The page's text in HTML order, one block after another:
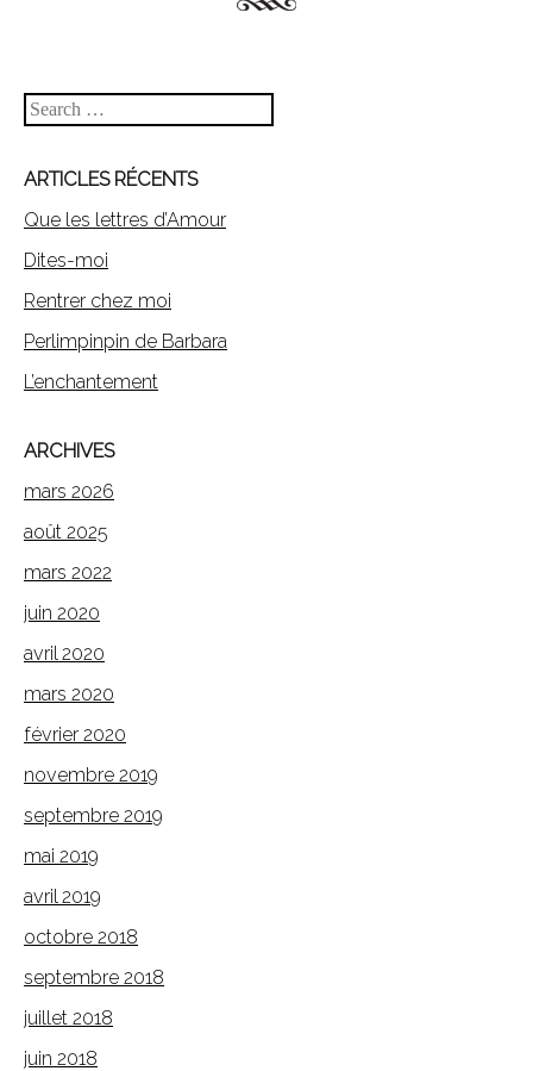
Search
ARTICLES RÉCENTS
Que les lettres d’Amour
Dites-moi
Rentrer chez moi
Perlimpinpin de Barbara
L’enchantement
ARCHIVES
mars 2026
août 2025
mars 2022
juin 2020
avril 2020
mars 2020
février 2020
novembre 2019
septembre 2019
mai 2019
avril 2019
octobre 2018
septembre 2018
juillet 2018
juin 2018